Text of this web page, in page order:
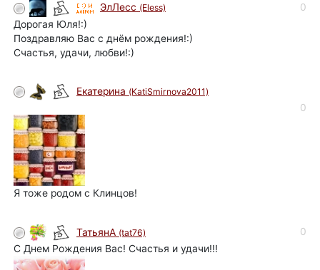
ЭлЛесс (Eless)
0
Дорогая Юля!:)
Поздравляю Вас с днём рождения!:)
Счастья, удачи, любви!:)
Eкатерина (KatiSmirnova2011)
0
Я тоже родом с Клинцов!
ТатьянА (tat76)
0
С Днем Рождения Вас! Счастья и удачи!!!